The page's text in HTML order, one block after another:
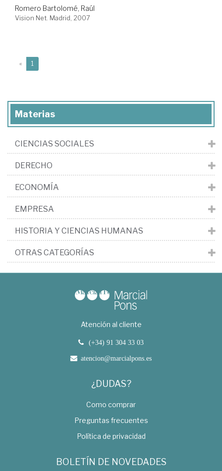
Romero Bartolomé, Raúl
Vision Net. Madrid, 2007
« 1
Materias
CIENCIAS SOCIALES
DERECHO
ECONOMÍA
EMPRESA
HISTORIA Y CIENCIAS HUMANAS
OTRAS CATEGORÍAS
Atención al cliente
(+34) 91 304 33 03
atencion@marcialpons.es
¿DUDAS?
Como comprar
Preguntas frecuentes
Política de privacidad
BOLETÍN DE NOVEDADES